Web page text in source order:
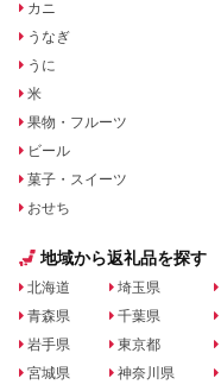
カニ
うなぎ
うに
米
果物・フルーツ
ビール
菓子・スイーツ
おせち
地域から返礼品を探す
北海道
青森県
岩手県
宮城県
埼玉県
千葉県
東京都
神奈川県